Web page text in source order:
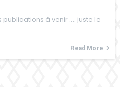
à venir .... juste le
Read More